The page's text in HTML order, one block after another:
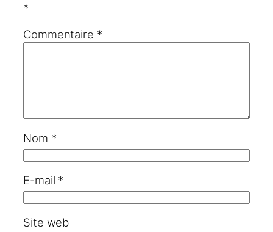
*
Commentaire *
Nom *
E-mail *
Site web